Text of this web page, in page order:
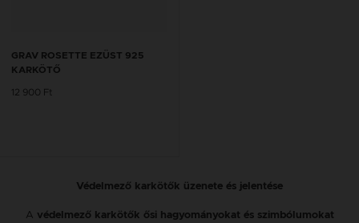
GRAV ROSETTE EZÜST 925
KARKÖTŐ
12 900 Ft
Védelmező karkötők üzenete és jelentése
A védelmező karkötők ősi hagyományokat és szimbólumokat